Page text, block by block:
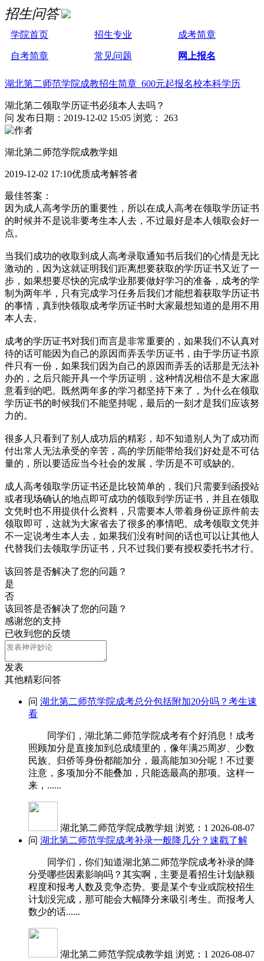
招生问答
学院首页 招生专业 成考简章
自考简章 常见问题 网上报名
湖北第二师范学院成教招生简章 600元起报名校本科学历
湖北第二领取学历证书必须本人去吗？
问 发布日期：2019-12-02 15:05 浏览： 263
湖北第二师范学院成教学姐
2019-12-02 17:10优质成考解答者
最佳答案：
因为成人高考学历的重要性，所以在成人高考在领取学历证书
的时候并不是说非要考生本人去，不过最好是本人领取会好一
点。
当我们成功的收取到成人高考录取通知书后我们的心情是无比
激动的，因为这就证明我们距离想要获取的学历证书又近了一
步，如果想要尽快的完成学业那要做好学习的准备，成考的学
制为两年半，只有完成学习任务后我们才能想着获取学历证书
的事情，真到快领取成考学历证书时大家最想知道的是用不用
本人去。
成考的学历证书对我们而言是非常重要的，如果我们不认真对
待的话可能因为自己的原因而弄丢学历证书，由于学历证书原
件只有一份，如果我们因为自己的原因而弄丢的话那是无法补
办的，之后只能开具一个学历证明，这种情况相信不是大家愿
意看到的吧。既然两年多的学习都坚持下来了，为什么在领取
学历证书的时候我们不能坚持呢，最后的一刻才是我们应该努
力的。
很多人只看到了别人成功后的精彩，却不知道别人为了成功而
付出常人无法承受的辛苦，高的学历能带给我们好处是不可估
量的，所以要适应当今社会的发展，学历是不可或缺的。
成人高考领取学历证书还是比较简单的，我们只需要到函授站
或者现场确认的地点即可成功的领取到学历证书，并且在领取
文凭时也不用提供什么资料，只需要本人带着身份证原件前去
领取即可，这就为大家省去了很多的事情吧。成考领取文凭并
不一定说考生本人去，如果我们没有时间的话也可以让其他人
代替我们去领取学历证书，只不过我们要有授权委托书才行。
该回答是否解决了您的问题？
是
否
该回答是否解决了您的问题？
感谢您的支持
已收到您的反馈
发表
其他精彩问答
问 湖北第二师范学院成考总分包括附加20分吗？考生速
看
同学们，湖北第二师范学院成考有个好消息！成考
照顾加分是直接加到总成绩里的，像年满25周岁、少数
民族、归侨等身份都能加分，最高能加30分呢！不过要
注意，多项加分不能叠加，只能选最高的那项。这样一
来，......
湖北第二师范学院成教学姐 浏览：1 2026-08-07
问 湖北第二师范学院成考补录一般降几分？速戳了解
同学们，你们知道湖北第二师范学院成考补录的降
分受哪些因素影响吗？其实啊，主要是看招生计划缺额
程度和报考人数及竞争态势。要是某个专业或院校招生
计划没完成，那可能会大幅降分来吸引考生。而报考人
数少的话......
湖北第二师范学院成教学姐 浏览：1 2026-08-07